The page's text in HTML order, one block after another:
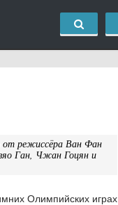
от режиссёра Ван Фан
Ган, Чжан Гоцян и
Олимпийских играх